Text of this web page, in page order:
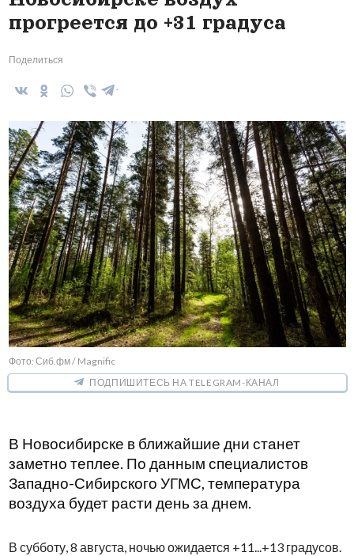
прогреется до +31 градуса
Поделиться
Фото: Сиб.фм / Magnific
ПОДПИШИТЕСЬ НА TELEGRAM-КАНАЛ
В Новосибирске в ближайшие дни станет
заметно теплее. По данным специалистов
Западно-Сибирского УГМС, температура
воздуха будет расти день за днем.
В субботу, 8 августа, ночью ожидается +11...+13 градусов.